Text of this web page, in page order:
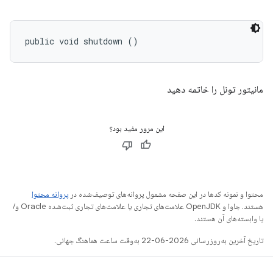
public void shutdown ()
مانیتور تونل را خاتمه دهید
این مرور مفید بود؟
محتوا و نمونه کدها در این صفحه مشمول پروانه‌های توصیف‌شده در پروانه محتوا
هستند. جاوا و OpenJDK علامت‌های تجاری یا علامت‌های تجاری ثبت‌شده Oracle و/
یا وابسته‌های آن هستند.
تاریخ آخرین به‌روزرسانی 2026-06-22 به‌وقت ساعت هماهنگ جهانی.